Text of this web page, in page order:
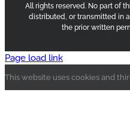
All rights reserved. No part of
distributed, or transmitted in
the prior written
Page load link
This website uses cookies and